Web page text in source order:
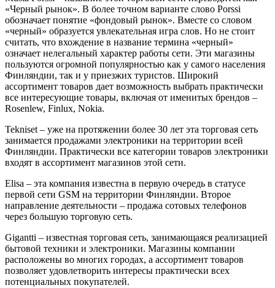
«Черный рынок». В более точном варианте слово Porssi
обозначает понятие «фондовый рынок». Вместе со словом
«черный» образуется увлекательная игра слов. Но не стоит
считать, что вхождение в название термина «черный»
означает нелегальный характер работы сети. Эти магазины
пользуются огромной популярностью как у самого населения
Финляндии, так и у приезжих туристов. Широкий
ассортимент товаров дает возможность выбрать практически
все интересующие товары, включая от именитых брендов –
Rosenlew, Finlux, Nokia.
Tekniset – уже на протяжении более 30 лет эта торговая сеть
занимается продажами электроники на территории всей
Финляндии. Практически все категории товаров электроники
входят в ассортимент магазинов этой сети.
Elisa – эта компания известна в первую очередь в статусе
первой сети GSM на территории Финляндии. Второе
направление деятельности – продажа сотовых телефонов
через большую торговую сеть.
Gigantti – известная торговая сеть, занимающаяся реализацией
бытовой техники и электроники. Магазины компании
расположены во многих городах, а ассортимент товаров
позволяет удовлетворить интересы практически всех
потенциальных покупателей.